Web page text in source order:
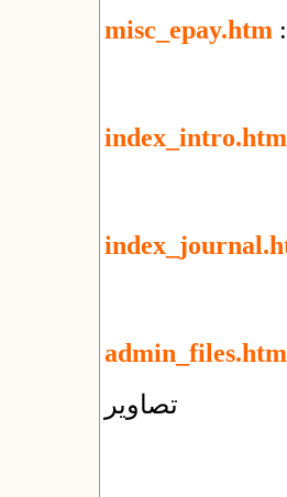
misc_epay.htm
index_intro.htm
admin_files.htm
تصاویر